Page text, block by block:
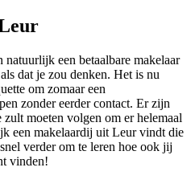
natuurlijk een betaalbare makelaar
dat je zou denken. Het is nu
om zomaar een
zonder eerder contact. Er zijn
moeten volgen om er helemaal
een makelaardij uit Leur vindt die
verder om te leren hoe ook jij
vinden!